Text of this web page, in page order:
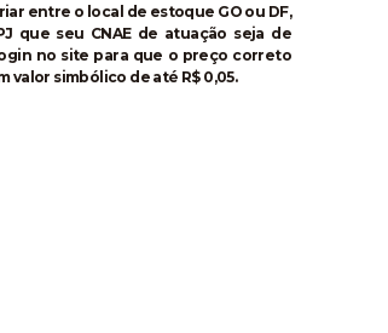
entre o local de estoque GO ou DF,
que seu CNAE de atuação seja de
no site para que o preço correto
simbólico de até R$ 0,05.